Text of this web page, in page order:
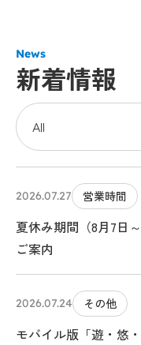
News
新着情報
2026.07.27 営業時間
夏休み期間（8月7日
ご案内
2026.07.24 その他
モバイル版「遊・悠